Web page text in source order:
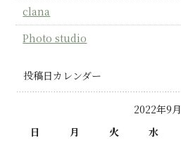
clana
Photo studio
投稿日カレンダー
2022年9月
日
月 火 水